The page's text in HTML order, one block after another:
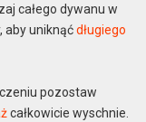
całego dywanu w
aby uniknąćdługiego
pozostaw
całkowicie wyschnie.